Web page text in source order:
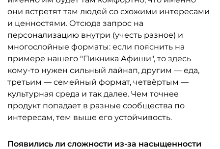
они встретят там людей со схожими интересами
и ценностями. Отсюда запрос на
персонализацию внутри (учесть разное) и
многослойные форматы: если пояснить на
примере нашего "Пикника Афиши", то здесь
кому-то нужен сильный лайнап, другим — еда,
третьим — семейный формат, четвёртым —
культурная среда и так далее. Чем точнее
продукт попадает в разные сообщества по
интересам, тем выше его устойчивость.
Появились ли сложности из-за насыщенности